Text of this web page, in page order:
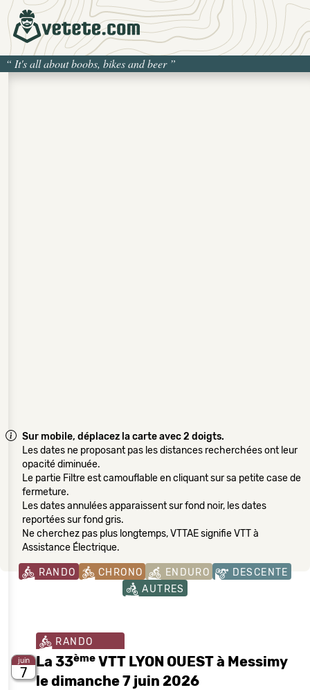
“ It's all about boobs, bikes and beer”
Sur mobile, déplacez la carte avec 2 doigts.
Les dates ne proposant pas les distances recherchées ont leur
opacité diminuée.
Le partie Filtre est camouflable en cliquant sur sa petite case de
fermeture.
Les dates annulées apparaissent sur fond noir, les dates
reportées sur fond gris.
Ne cherchez pas plus longtemps, VTTAE signifie VTT à
Assistance Électrique.
RANDO CHRONO ENDURO
DESCENTE
AUTRES
juin
7
RANDO
La 33ème VTT LYON OUEST à Messimy
le dimanche 7 juin 2026